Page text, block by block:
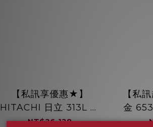
【私訊享優惠★】
HITACHI 日立 313L 變
頻兩門冰箱 琉璃鏡面 右
NT$26,128
【私
金
敲敲